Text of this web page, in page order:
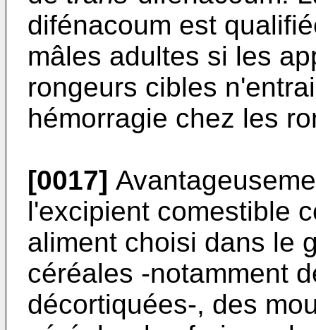
difénacoum est
mâles adultes si les
rongeurs cibles
hémorragie chez les
[0017]
l'excipient comestible
aliment choisi dans le
céréales -notamment
décortiquées-, des